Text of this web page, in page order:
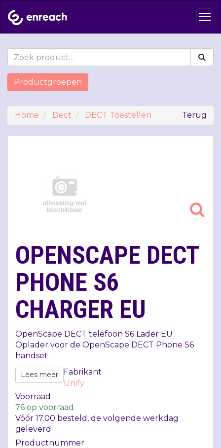
Productgroepen
Terug
Home Dect DECT Toestellen
OPENSCAPE DECT
PHONE S6
CHARGER EU
OpenScape DECT telefoon S6 Lader EU
Oplader voor de OpenScape DECT Phone S6
handset
Lees meer
Fabrikant
Unify
Voorraad
76 op voorraad
Vóór 17.00 besteld, de volgende werkdag
geleverd
Productnummer